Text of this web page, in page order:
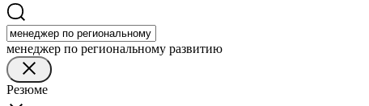
менеджер по региональному развитию
Резюме